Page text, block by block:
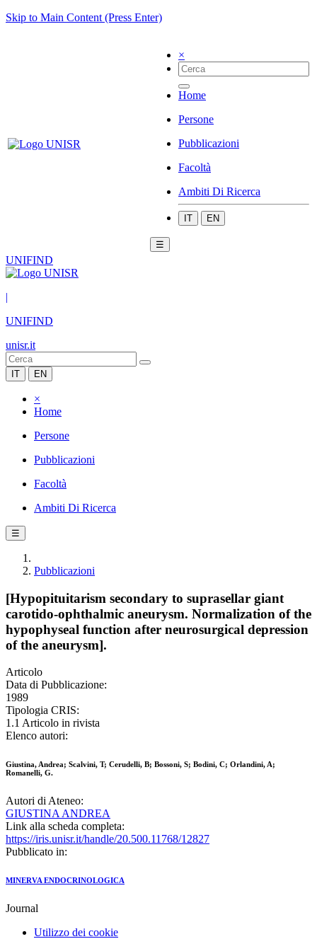
Skip to Main Content (Press Enter)
×
Home
Persone
Pubblicazioni
Facoltà
Ambiti Di Ricerca
IT EN
☰
UNIFIND
|
UNIFIND
unisr.it
IT EN
×
Home
Persone
Pubblicazioni
Facoltà
Ambiti Di Ricerca
☰
Pubblicazioni
[Hypopituitarism secondary to suprasellar giant
carotido-ophthalmic aneurysm. Normalization of the
hypophyseal function after neurosurgical depression
of the aneurysm].
Articolo
Data di Pubblicazione:
1989
Tipologia CRIS:
1.1 Articolo in rivista
Elenco autori:
Giustina, Andrea; Scalvini, T; Cerudelli, B; Bossoni, S; Bodini, C; Orlandini, A;
Romanelli, G.
Autori di Ateneo:
GIUSTINA ANDREA
Link alla scheda completa:
https://iris.unisr.it/handle/20.500.11768/12827
Pubblicato in:
MINERVA ENDOCRINOLOGICA
Journal
Utilizzo dei cookie